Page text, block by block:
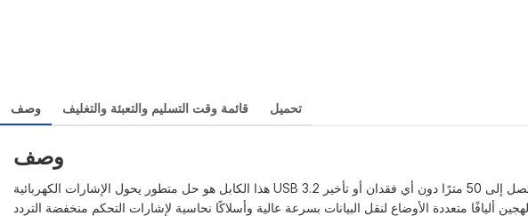
وصف قائمة وقت التسليم والتعبئة والتغليف تحميل
وصف